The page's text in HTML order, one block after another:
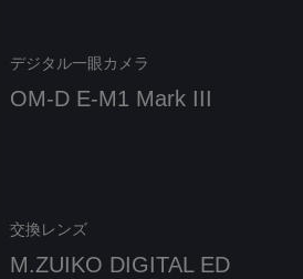
デジタル一眼カメラ
OM-D E-M1 Mark III
交換レンズ
M.ZUIKO DIGITAL ED